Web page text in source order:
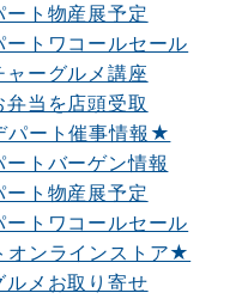
ート物産展予定
ートワコールセール
ャーグルメ講座
弁当を店頭受取
パート催事情報★
ートバーゲン情報
ート物産展予定
ートワコールセール
ンラインストア★
ルメお取り寄せ